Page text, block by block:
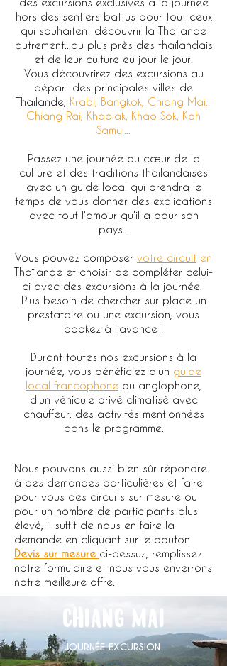
hors des sentiers battus pour tout ceux
qui souhaitent découvrir la Thaïlande
autrement...au plus près des thaïlandais
et de leur culture eu jour le jour.
Vous découvrirez des excursions au
départ des principales villes de
Thaïlande, Krabi, Bangkok, Chiang Mai,
Chiang Rai, Khaolak, Khao Sok, Koh
Samui...
Passez une journée au cœur de la
culture et des traditions thaïlandaises
avec un guide local qui prendra le
temps de vous donner des explications
avec tout l'amour qu'il a pour son
pays...
Vous pouvez composer votre circuit en
Thaïlande et choisir de compléter celui-
ci avec des excursions à la journée.
Plus besoin de chercher sur place un
prestataire ou une excursion, vous
bookez à l'avance !
Durant toutes nos excursions à la
journée, vous bénéficiez d'un guide
local francophone ou anglophone,
d'un véhicule privé climatisé avec
chauffeur, des activités mentionnées
dans le programme.
Nous pouvons aussi bien sûr répondre
à des demandes particulières et faire
pour vous des circuits sur mesure ou
pour un nombre de participants plus
élevé, il suffit de nous en faire la
demande en cliquant sur le bouton
Devis sur mesure ci-dessus, remplissez
notre formulaire et nous vous enverrons
notre meilleure offre.
CHIANG MAI
JOURNÉE EXCURSION